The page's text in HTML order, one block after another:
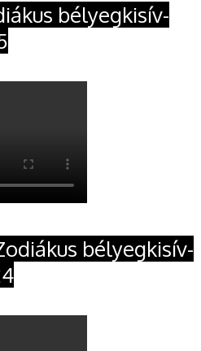
bélyegkisív-
bélyegkisív-